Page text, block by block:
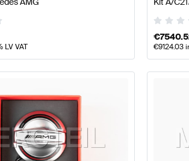
AMG S-Klasse C217
LV VAT
€
€9124.03